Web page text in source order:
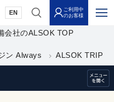
EN
ご利用中
のお客様
会社のALSOK TOP
ン Always
ALSOK TRIP